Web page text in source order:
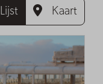
Lijst Kaart